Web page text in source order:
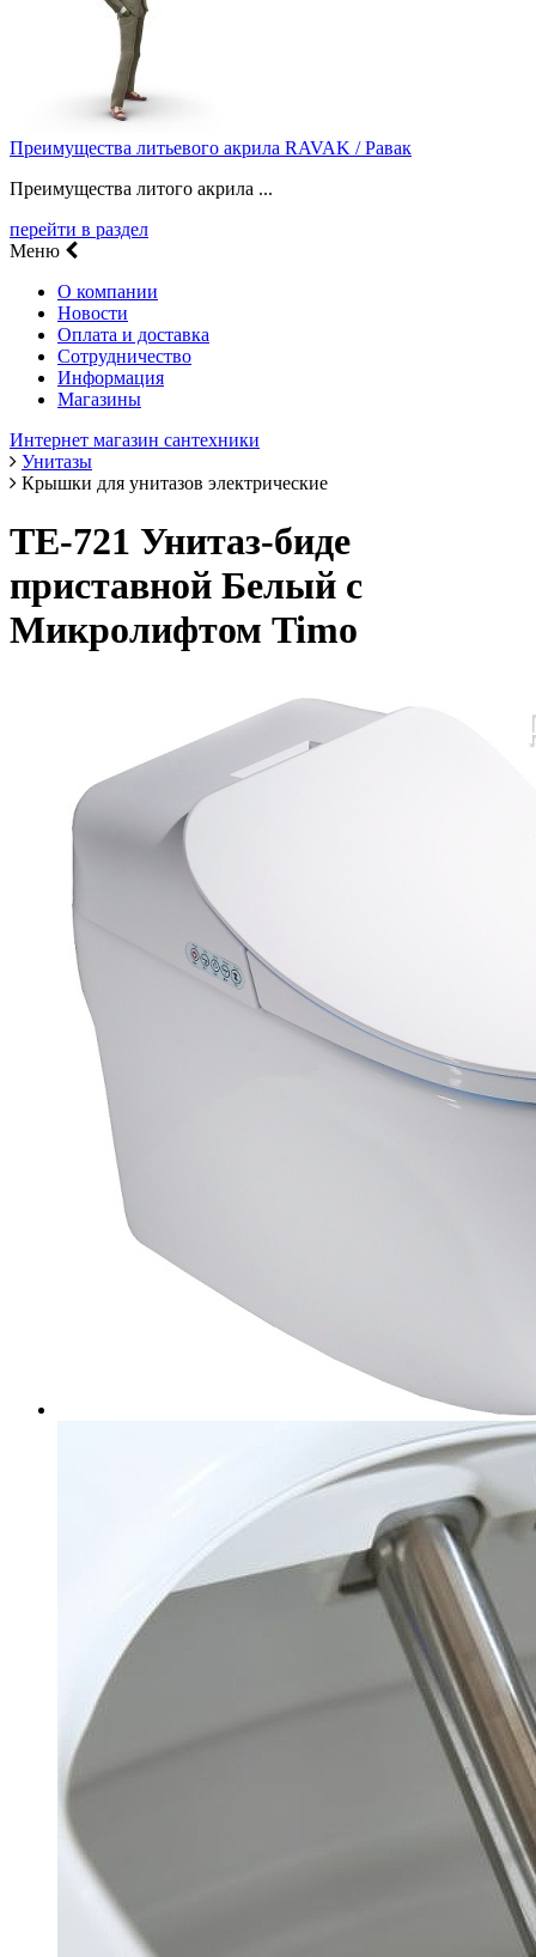
Преимущества литьевого акрила RAVAK / Равак
Преимущества литого акрила ...
перейти в раздел
Меню
О компании
Новости
Оплата и доставка
Сотрудничество
Информация
Магазины
Интернет магазин сантехники
Унитазы
Крышки для унитазов электрические
TE-721 Унитаз-биде
приставной Белый с
Микролифтом Timo